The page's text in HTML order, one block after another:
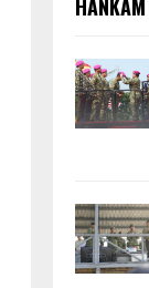
HANKAM